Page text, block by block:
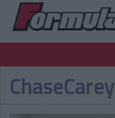
F1
FORMULA
ChaseCarey